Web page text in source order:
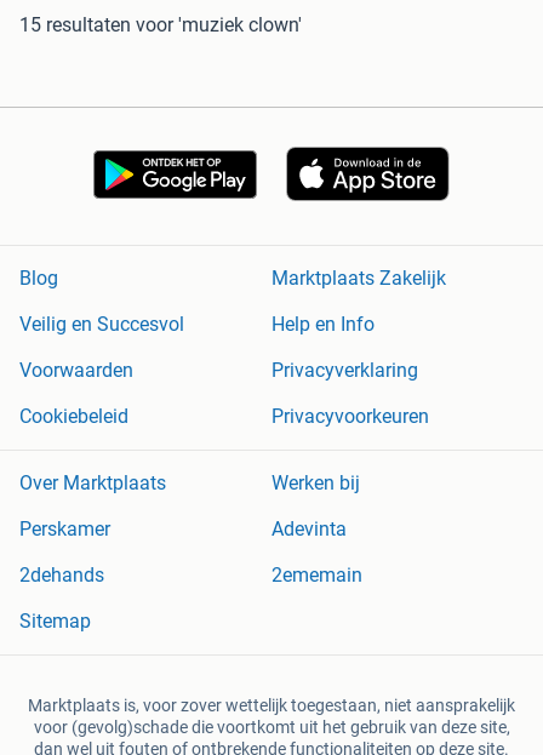
15 resultaten voor 'muziek clown'
Blog
Marktplaats Zakelijk
Veilig en Succesvol
Help en Info
Voorwaarden
Privacyverklaring
Cookiebeleid
Privacyvoorkeuren
Over Marktplaats
Werken bij
Perskamer
Adevinta
2dehands
2ememain
Sitemap
Marktplaats is, voor zover wettelijk toegestaan, niet aansprakelijk
voor (gevolg)schade die voortkomt uit het gebruik van deze site,
dan wel uit fouten of ontbrekende functionaliteiten op deze site.